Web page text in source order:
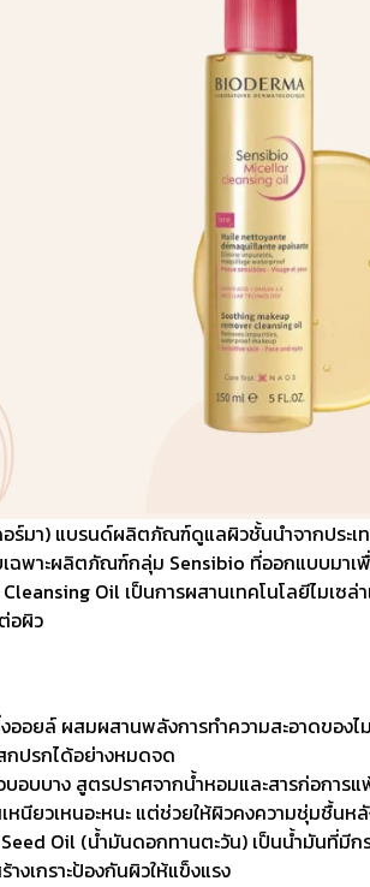
อร์มา) แบรนด์ผลิตภัณฑ์ดูแลผิวชั้นนำจากประเ
ฉพาะผลิตภัณฑ์กลุ่ม Sensibio ที่ออกแบบมาเ
Oil เป็นการผสานเทคโนโลยีไมเซ
อผิว
ออยล์ ผสมผสานพลังการทำความสะอาดของไ
กปรกได้อย่างหมดจด
อบบาง สูตรปราศจากน้ำหอมและสารก่อกา
หนียวเหนอะหนะ แต่ช่วยให้ผิวคงความชุ่มชื้นห
Oil (น้ำมันดอกทานตะวัน) เป็นน้ำมันที่มี
างเกราะป้องกันผิวให้แข็งแรง